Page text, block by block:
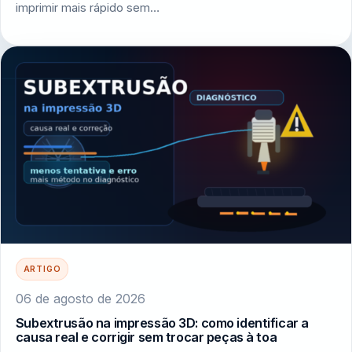
imprimir mais rápido sem…
ARTIGO
06 de agosto de 2026
Subextrusão na impressão 3D: como identificar a
causa real e corrigir sem trocar peças à toa